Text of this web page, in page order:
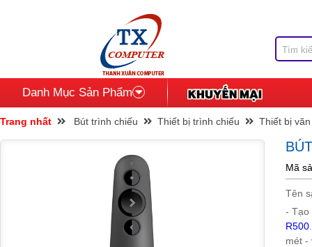
Danh Mục Sản Phẩm
Trang nhất Bút trình chiếu Thiết bị trình chiếu Thiết bị
Mã
Tên
- Tạo
R500
mét -